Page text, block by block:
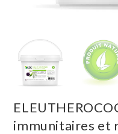
immunitaires et